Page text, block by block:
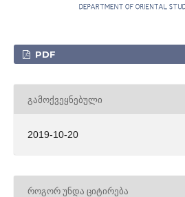
PDF
ᲒᲐᲛᲝᲥᲕᲔᲧᲜᲔᲑᲣᲚᲘ
2019-10-20
ᲠᲝᲒᲝᲠ ᲣᲜᲓᲐ ᲪᲘᲢᲘᲠᲔᲑᲐ